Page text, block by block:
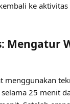
ke
Mengatur
menggunakan
25 menit